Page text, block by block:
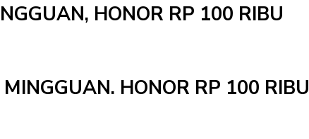
HONOR RP 100 RIBU
HONOR RP 100 RIBU